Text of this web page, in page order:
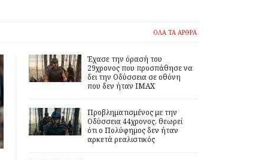
ΟΛΑ ΤΑ ΑΡΘΡΑ
Έχασε την όρασή του
29χρονος που προσπάθησε να
δει την Οδύσσεια σε οθόνη
που δεν ήταν IMAX
Προβληματισμένος με την
Οδύσσεια 44χρονος, θεωρεί
ότι ο Πολύφημος δεν ήταν
αρκετά ρεαλιστικός